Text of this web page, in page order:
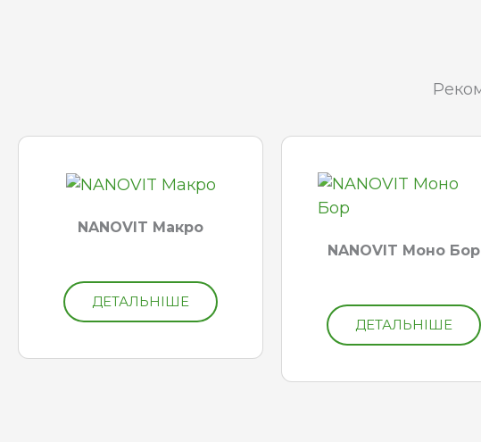
NANOVIT Макро
ДЕТАЛЬНІШЕ
NANOVIT Моно Бор
ДЕТАЛЬНІШЕ